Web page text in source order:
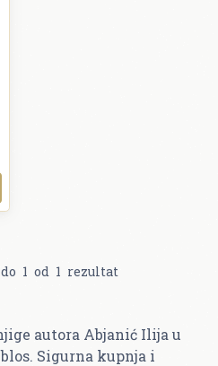
do 1 od 1 rezultat
autora Abjanić Ilija u
Sigurna kupnja i